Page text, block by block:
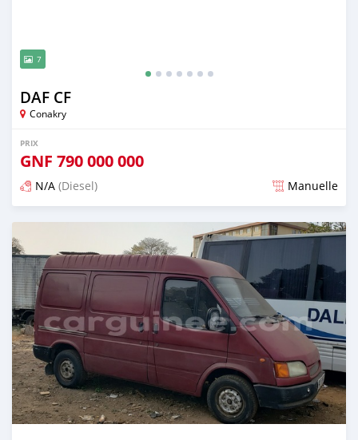
7
DAF CF
Conakry
PRIX
GNF 790 000 000
N/A (Diesel) Manuelle
Publié il y a plus d'un an